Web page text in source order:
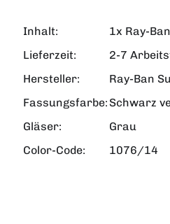
Inhalt:
1x Ray-
Lieferzeit:
2-7
Hersteller:
Ray-Ban
Fassungsfarbe: Schwarz
Gläser:
Grau
Color-Code:
1076/14